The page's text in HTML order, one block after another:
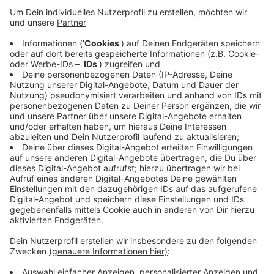
erforderlich.
Nach Altersstufen gestaffelt stehen für Kinder,
Jugendliche und Erwachsene in den vier
Disziplingruppen Ausdauer, Kraft, Schnelligkeit
und Koordination verschiedene Sportarten zur
Auswahl. Unter Anleitung der ehrenamtlichen
Prüfer können die Sportarten an Stationen
ausprobiert und die Leistung erfasst werden.
Veröffentlicht:Samstag, 04.07.2020 10:47
Anzeige